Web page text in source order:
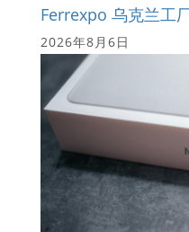
Ferrexpo 乌克兰工
2026年8月6日